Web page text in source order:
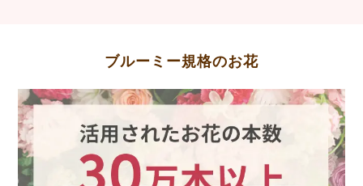
ブルーミー規格のお花